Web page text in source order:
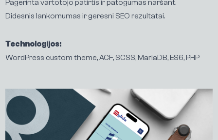
Darb
Ap em
Pagerinta vartotojo patirtis ir patogumas naršant.
Didesnis lankomumas ir geresni SEO rezultatai.
Technologijos:
WordPress custom theme, ACF, SCSS, MariaDB, ES6, PHP